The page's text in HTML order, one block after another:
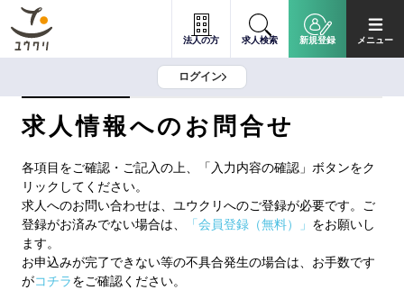
法人の方 求人検索 新規登録 メニュー
ログイン
求人情報へのお問合せ
各項目をご確認・ご記入の上、「入力内容の確認」ボタンをク
リックしてください。
求人へのお問い合わせは、ユウクリへのご登録が必要です。ご
登録がお済みでない場合は、
「会員登録（無料）」 をお願いし
ます。
お申込みが完了できない等の不具合発生の場合は、お手数です
がコチラをご確認ください。